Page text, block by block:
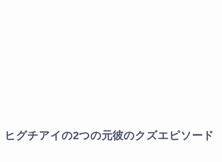
ヒグチアイの2つの元彼のクズエピソード